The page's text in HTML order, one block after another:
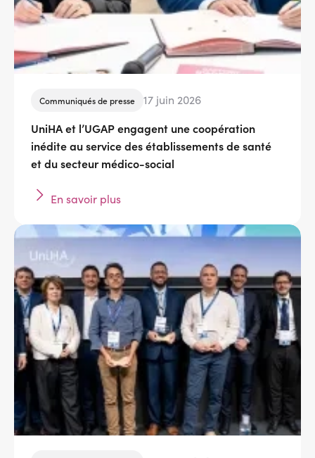
Communiqués de presse 17 juin 2026
UniHA et l’UGAP engagent une coopération
inédite au service des établissements de santé
et du secteur médico-social
En savoir plus